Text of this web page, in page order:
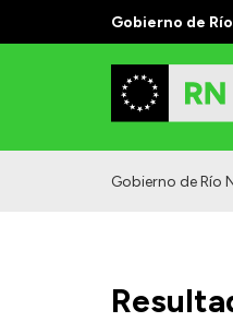
Gobierno de
Gobierno de Río